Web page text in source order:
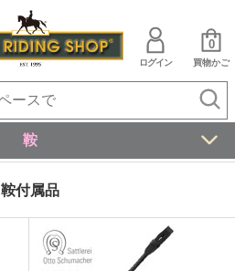
ログイン 買物かご
0
鞍
鞍付属品